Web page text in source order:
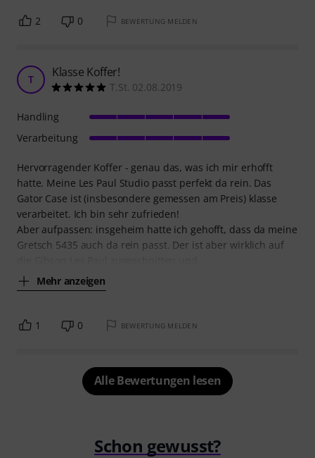
2 0 BEWERTUNG MELDEN
T Klasse Koffer!
T.St. 02.08.2019
Hervorragender Koffer - genau das, was ich mir erhofft
hatte. Meine Les Paul Studio passt perfekt da rein. Das
Gator Case ist (insbesondere gemessen am Preis) klasse
verarbeitet. Ich bin sehr zufrieden!
Aber aufpassen: insgeheim hatte ich gehofft, dass da meine
Gretsch 5435 auch da rein passt. Der ist aber wirklich auf
Mehr anzeigen
Handling
Verarbeitung
1 0 BEWERTUNG MELDEN
Alle Bewertungen lesen
Schon gewusst?